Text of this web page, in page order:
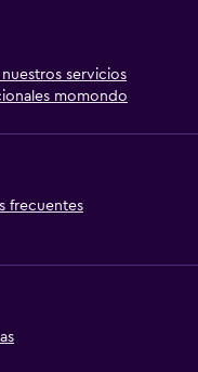
servicios
momondo
frecuentes